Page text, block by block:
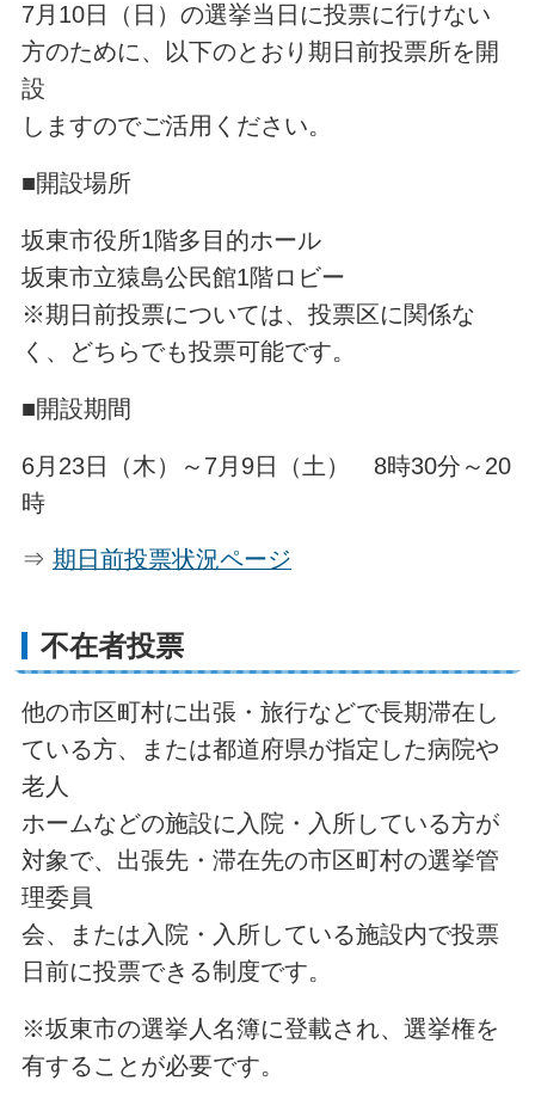
7月10日（日）の選挙当日に投票に行けない
方のために、以下のとおり期日前投票所を開
設
しますのでご活用ください。
■開設場所
坂東市役所1階多目的ホール
坂東市立猿島公民館1階ロビー
※期日前投票については、投票区に関係な
く、どちらでも投票可能です。
■開設期間
6月23日（木）～7月9日（土） 8時30分～20
時
⇒ 期日前投票状況ページ
不在者投票
他の市区町村に出張・旅行などで長期滞在し
ている方、または都道府県が指定した病院や
老人
ホームなどの施設に入院・入所している方が
対象で、出張先・滞在先の市区町村の選挙管
理委員
会、または入院・入所している施設内で投票
日前に投票できる制度です。
※坂東市の選挙人名簿に登載され、選挙権を
有することが必要です。